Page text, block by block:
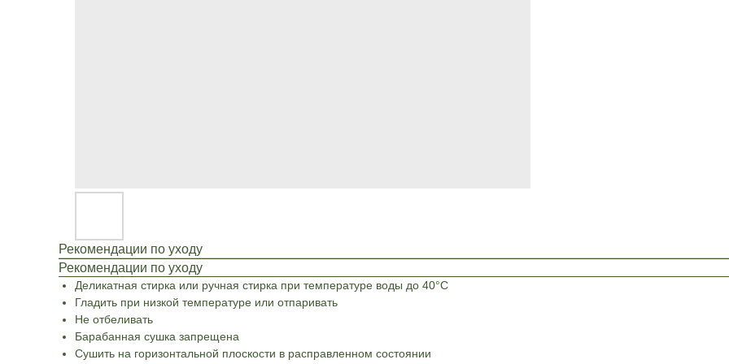
Рекомендации по уходу
Рекомендации по уходу
Деликатная стирка или ручная стирка при температуре воды до 40°C
Гладить при низкой температуре или отпаривать
Не отбеливать
Барабанная сушка запрещена
Сушить на горизонтальной плоскости в расправленном состоянии